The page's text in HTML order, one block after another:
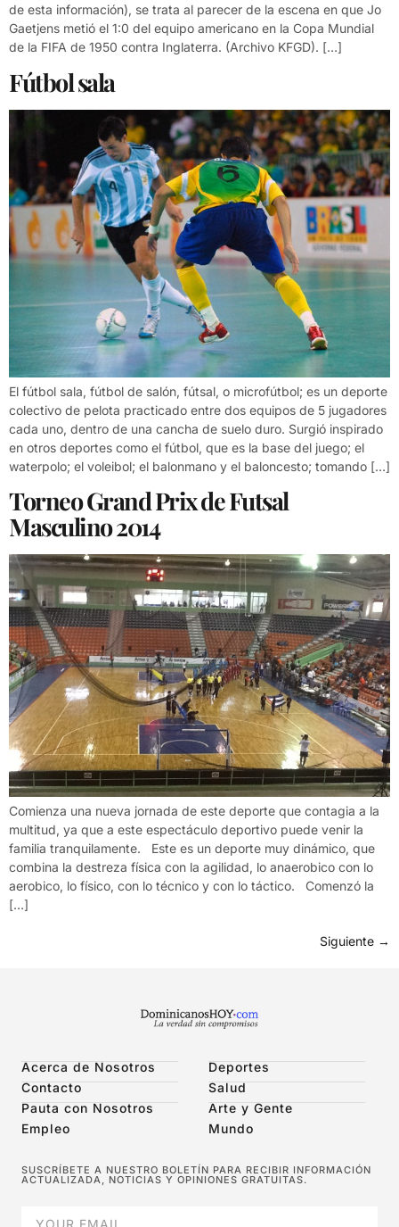
de esta información), se trata al parecer de la escena en que Jo
Gaetjens metió el 1:0 del equipo americano en la Copa Mundial
de la FIFA de 1950 contra Inglaterra. (Archivo KFGD). […]
Fútbol sala
El fútbol sala, fútbol de salón, fútsal, o microfútbol; es un deporte
colectivo de pelota practicado entre dos equipos de 5 jugadores
cada uno, dentro de una cancha de suelo duro. Surgió inspirado
en otros deportes como el fútbol, que es la base del juego; el
waterpolo; el voleibol; el balonmano y el baloncesto; tomando […]
Torneo Grand Prix de Futsal
Masculino 2014
Comienza una nueva jornada de este deporte que contagia a la
multitud, ya que a este espectáculo deportivo puede venir la
familia tranquilamente. Este es un deporte muy dinámico, que
combina la destreza física con la agilidad, lo anaerobico con lo
aerobico, lo físico, con lo técnico y con lo táctico. Comenzó la
[…]
Siguiente →
Acerca de Nosotros
Contacto
Pauta con Nosotros
Empleo
Deportes
Salud
Arte y Gente
Mundo
SUSCRÍBETE A NUESTRO BOLETÍN PARA RECIBIR INFORMACIÓN
ACTUALIZADA, NOTICIAS Y OPINIONES GRATUITAS.